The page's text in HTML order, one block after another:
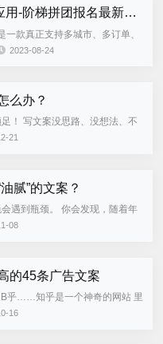
梯拼团报名最新版本源码程序
款真正支持多城市、多订单、
订单统计、核销、一键导出等强
2023-08-24
么办？
！ 写文案没思路、没想法、不
状态，对任何文案人来说，绝不
21
腻”的文案？
遇到瓶颈。 你会发现，随着年
手艺的长进了，再没有刚入行那
08
的45条广告文案
乎……知乎是一个神奇的网站 里
事之外 还有很多关于文案的问题
16